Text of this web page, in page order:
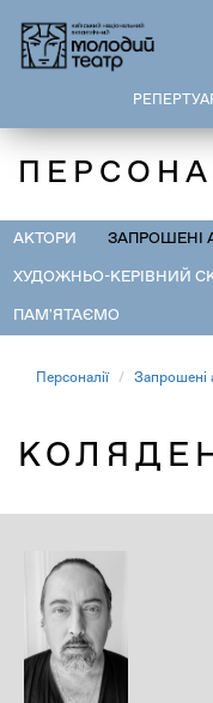
основного
АКТОРИ ЗАПРОШЕНІ
ХУДОЖНЬО-КЕРІВНИЙ
ПАМ'ЯТАЄМО
Персоналії Запрошені